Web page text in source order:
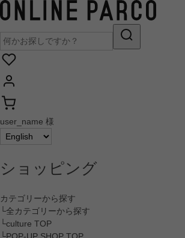
user_name 様
ショッピング
カテゴリーから探す
└全カテゴリーから探す
└culture TOP